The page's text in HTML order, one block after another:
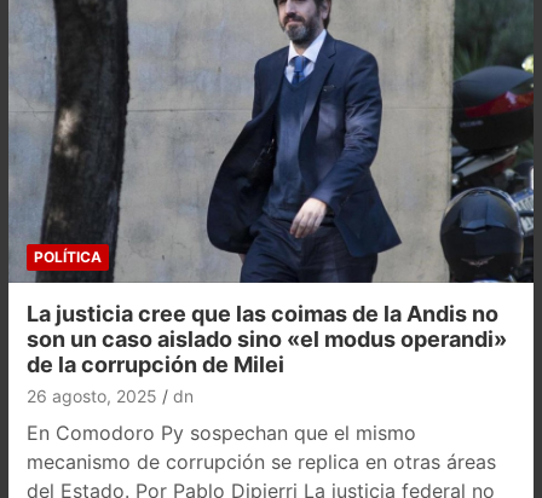
POLÍTICA
La justicia cree que las coimas de la Andis no
son un caso aislado sino «el modus operandi»
de la corrupción de Milei
26 agosto, 2025 dn
En Comodoro Py sospechan que el mismo
mecanismo de corrupción se replica en otras áreas
del Estado. Por Pablo Dipierri La justicia federal no